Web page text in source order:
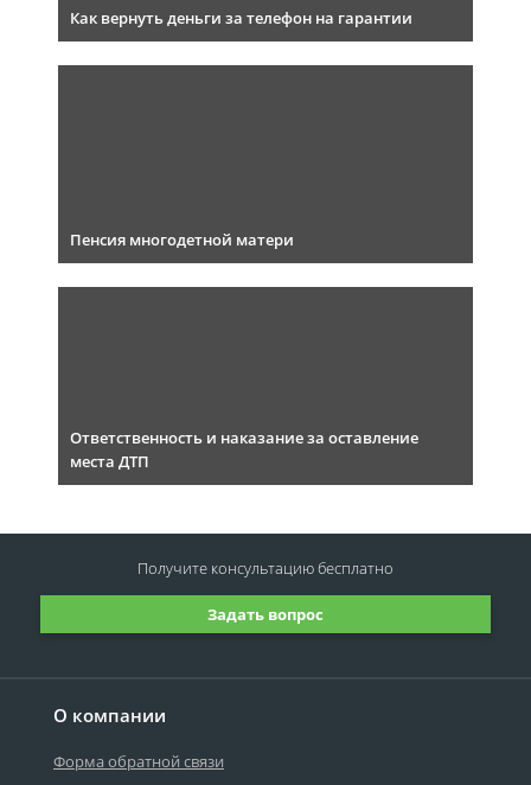
Как вернуть деньги за телефон на гарантии
Пенсия многодетной матери
Ответственность и наказание за оставление
места ДТП
О компании
Форма обратной связи
Задать вопрос
Получите консультациюбесплатно